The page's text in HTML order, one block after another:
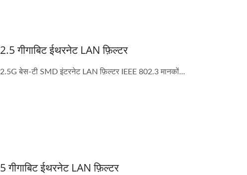
2.5 गीगाबिट ईथरनेट LAN फ़िल्टर
2.5G बेस-टी SMD इंटरनेट LAN फ़िल्टर IEEE 802.3 मानकों...
5 गीगाबिट ईथरनेट LAN फ़िल्टर